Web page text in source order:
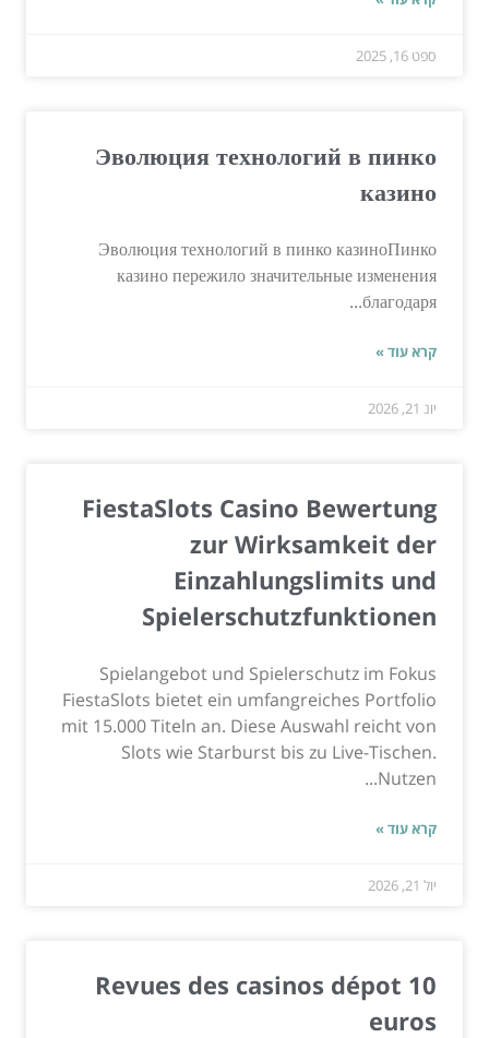
ספט 16, 2025
Эволюция технологий в пинко
казино
Эволюция технологий в пинко казиноПинко
казино пережило значительные изменения
благодаря...
קרא עוד »
יונ 21, 2026
FiestaSlots Casino Bewertung
zur Wirksamkeit der
Einzahlungslimits und
Spielerschutzfunktionen
Spielangebot und Spielerschutz im Fokus
FiestaSlots bietet ein umfangreiches Portfolio
mit 15.000 Titeln an. Diese Auswahl reicht von
Slots wie Starburst bis zu Live-Tischen.
Nutzen...
קרא עוד »
יול 21, 2026
Revues des casinos dépot 10
euros